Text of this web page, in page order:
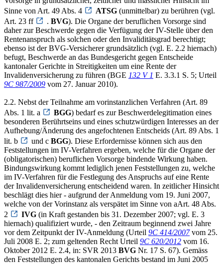
Sinne von Art. 49 Abs. 4
ATSG (unmittelbar) zu berühren (vgl.
Art. 23 ff
. BVG). Die Organe der beruflichen Vorsorge sind
daher zur Beschwerde gegen die Verfügung der IV-Stelle über den
Rentenanspruch als solchen oder den Invaliditätsgrad berechtigt;
ebenso ist der BVG-Versicherer grundsätzlich (vgl. E. 2.2 hiernach)
befugt, Beschwerde an das Bundesgericht gegen Entscheide
kantonaler Gerichte in Streitigkeiten um eine Rente der
Invalidenversicherung zu führen (BGE 132 V 1 E. 3.3.1 S. 5; Urteil
9C 987/2009 vom 27. Januar 2010).
2.2. Nebst der Teilnahme am vorinstanzlichen Verfahren (Art. 89
Abs. 1 lit. a
BGG) bedarf es zur Beschwerdelegitimation eines
besonderen Berührtseins und eines schutzwürdigen Interesses an der
Aufhebung/Änderung des angefochtenen Entscheids (Art. 89 Abs. 1
lit. b
und c BGG). Diese Erfordernisse können sich aus den
Feststellungen im IV-Verfahren ergeben, welche für die Organe der
(obligatorischen) beruflichen Vorsorge bindende Wirkung haben.
Bindungswirkung kommt lediglich jenen Feststellungen zu, welche
im IV-Verfahren für die Festlegung des Anspruchs auf eine Rente
der Invalidenversicherung entscheidend waren. In zeitlicher Hinsicht
beschlägt dies hier - aufgrund der Anmeldung vom 19. Juni 2007,
welche von der Vorinstanz als verspätet im Sinne von aArt. 48 Abs.
2
IVG (in Kraft gestanden bis 31. Dezember 2007; vgl. E. 3
hiernach) qualifiziert wurde, - den Zeitraum beginnend zwei Jahre
vor dem Zeitpunkt der IV-Anmeldung (Urteil 9C 414/2007vom 25.
Juli 2008 E. 2; zum geltenden Recht Urteil 9C 620/2012 vom 16.
Oktober 2012 E. 2.4, in: SVR 2013 BVG Nr. 17 S. 67). Gemäss
den Feststellungen des kantonalen Gerichts bestand im Juni 2005